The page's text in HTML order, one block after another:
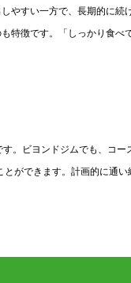
やすい一方で、長期的に続
特徴です。「しっかり食べ
。ビヨンドジムでも、コー
ができます。計画的に通い